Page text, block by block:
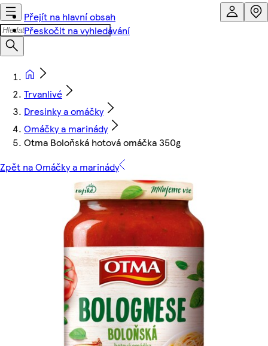
Přejít na hlavní obsah
Přeskočit na vyhledávání
Trvanlivé
Dresinky a omáčky
Omáčky a marinády
Otma Boloňská hotová omáčka 350g
Zpět na Omáčky a marinády